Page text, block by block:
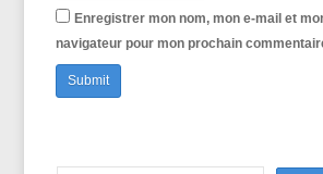
Enregistrer mon nom, mon e-mail et
navigateur pour mon prochain